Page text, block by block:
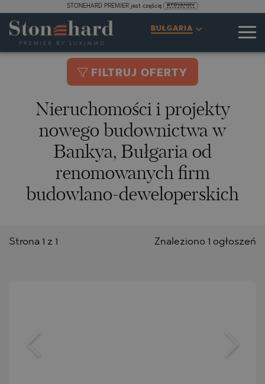
STONEHARD PREMIER jest częścią
BUŁGARIA
FILTRUJ OFERTY
Nieruchomości i projekty
nowego budownictwa w
Bankya, Bułgaria od
renomowanych firm
budowlano-deweloperskich
Znaleziono 1 ogłoszeń
Strona 1 z 1